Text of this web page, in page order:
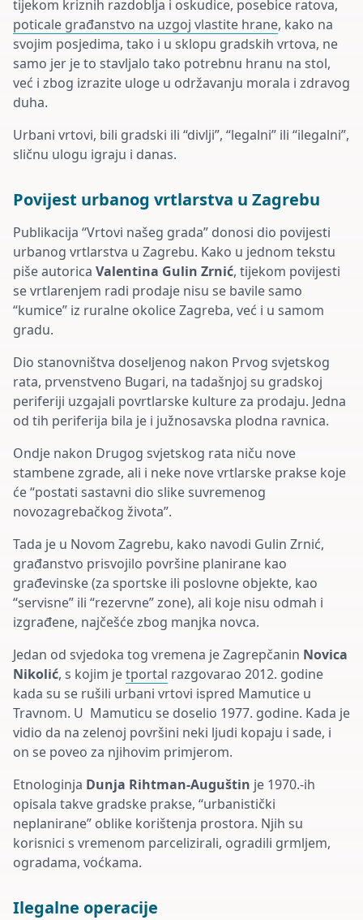
tijekom kriznih razdoblja i oskudice, posebice ratova,
poticale građanstvo na uzgoj vlastite hrane, kako na
svojim posjedima, tako i u sklopu gradskih vrtova, ne
samo jer je to stavljalo tako potrebnu hranu na stol,
već i zbog izrazite uloge u održavanju morala i zdravog
duha.
Urbani vrtovi, bili gradski ili “divlji”, “legalni” ili “ilegalni”,
sličnu ulogu igraju i danas.
Povijest urbanog vrtlarstva u Zagrebu
Publikacija “Vrtovi našeg grada” donosi dio povijesti
urbanog vrtlarstva u Zagrebu. Kako u jednom tekstu
piše autorica Valentina Gulin Zrnić, tijekom povijesti
se vrtlarenjem radi prodaje nisu se bavile samo
“kumice” iz ruralne okolice Zagreba, već i u samom
gradu.
Dio stanovništva doseljenog nakon Prvog svjetskog
rata, prvenstveno Bugari, na tadašnjoj su gradskoj
periferiji uzgajali povrtlarske kulture za prodaju. Jedna
od tih periferija bila je i južnosavska plodna ravnica.
Ondje nakon Drugog svjetskog rata niču nove
stambene zgrade, ali i neke nove vrtlarske prakse koje
će “postati sastavni dio slike suvremenog
novozagrebačkog života”.
Tada je u Novom Zagrebu, kako navodi Gulin Zrnić,
građanstvo prisvojilo površine planirane kao
građevinske (za sportske ili poslovne objekte, kao
“servisne” ili “rezervne” zone), ali koje nisu odmah i
izgrađene, najčešće zbog manjka novca.
Jedan od svjedoka tog vremena je Zagrepčanin Novica
Nikolić, s kojim jetportal razgovarao 2012. godine
kada su se rušili urbani vrtovi ispred Mamutice u
Travnom. U Mamuticu se doselio 1977. godine. Kada je
vidio da na zelenoj površini neki ljudi kopaju i sade, i
on se poveo za njihovim primjerom.
Etnologinja Dunja Rihtman-Auguštin je 1970.-ih
opisala takve gradske prakse, “urbanistički
neplanirane” oblike korištenja prostora. Njih su
korisnici s vremenom parcelizirali, ogradili grmljem,
ogradama, voćkama.
Ilegalne operacije